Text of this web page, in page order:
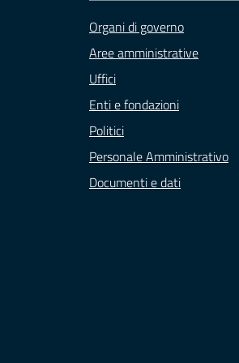
Organi di governo
Aree amministrative
Uffici
Enti e fondazioni
Politici
Personale Amministrativo
Documenti e dati